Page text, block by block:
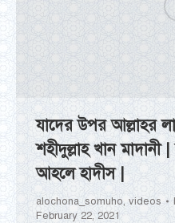
যাদের উপর আল্লাহর
শহীদুল্লাহ খান
আহলে হাদীস |
alochona_somuho, videos
February 22, 2021